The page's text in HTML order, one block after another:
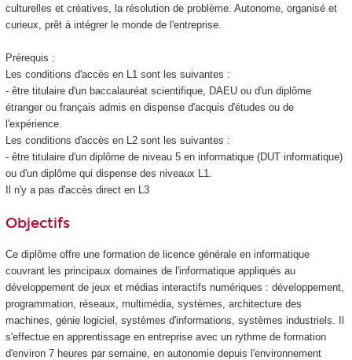
culturelles et créatives, la résolution de problème. Autonome, organisé et
curieux, prêt à intégrer le monde de l'entreprise.
Prérequis :
Les conditions d'accès en L1 sont les suivantes :
- être titulaire d'un baccalauréat scientifique, DAEU ou d'un diplôme
étranger ou français admis en dispense d'acquis d'études ou de
l'expérience.
Les conditions d'accès en L2 sont les suivantes :
- être titulaire d'un diplôme de niveau 5 en informatique (DUT informatique)
ou d'un diplôme qui dispense des niveaux L1.
Il n'y a pas d'accès direct en L3
Objectifs
Ce diplôme offre une formation de licence générale en informatique
couvrant les principaux domaines de l'informatique appliqués au
développement de jeux et médias interactifs numériques : développement,
programmation, réseaux, multimédia, systèmes, architecture des
machines, génie logiciel, systèmes d'informations, systèmes industriels. Il
s'effectue en apprentissage en entreprise avec un rythme de formation
d'environ 7 heures par semaine, en autonomie depuis l'environnement